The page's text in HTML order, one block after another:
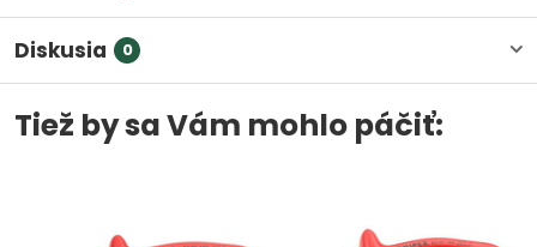
Diskusia 0
Tiež by sa Vám mohlo páčiť: